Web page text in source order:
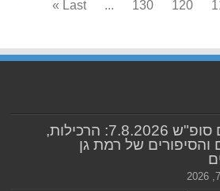
120
130
...
Last »
פותחים סופ"ש 7.8.2026: הרכילות,
והסיפורים של רמת גן